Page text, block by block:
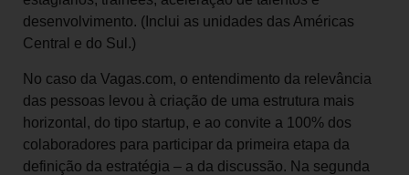
desenvolvimento. (Inclui as unidades das Américas
Central e do Sul.)
No caso da Vagas.com, o entendimento da relevância
das pessoas levou à criação de uma estrutura mais
horizontal, do tipo startup, e ao convite a 100% dos
colaboradores para participar da primeira etapa da
definição da estratégia – a da discussão. Na segunda